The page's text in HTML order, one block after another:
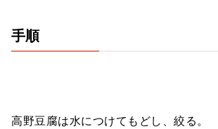
手順
高野豆腐は水につけてもどし、絞る。